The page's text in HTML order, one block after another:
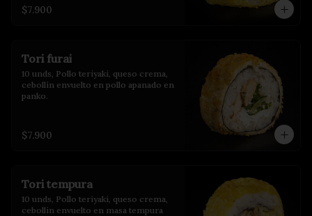
$7.900
Tori furai
10 unds, Pollo teriyaki, queso crema,
cebollín envuelto en pollo apanado en
panko.
$7.900
Tori tempura
10 unds, Pollo teriyaki, queso crema,
cebollin envuelto en masa tempura